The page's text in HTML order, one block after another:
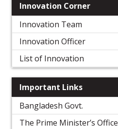
Innovation Corner
Innovation Team
Innovation Officer
List of Innovation
Important Links
Bangladesh Govt.
The Prime Minister’s Office